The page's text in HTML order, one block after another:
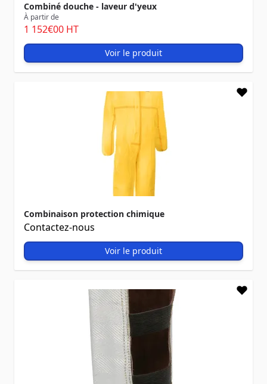
Combiné douche - laveur d'yeux
À partir de
1 152€00 HT
Voir le produit
Combinaison protection chimique
Contactez-nous
Voir le produit